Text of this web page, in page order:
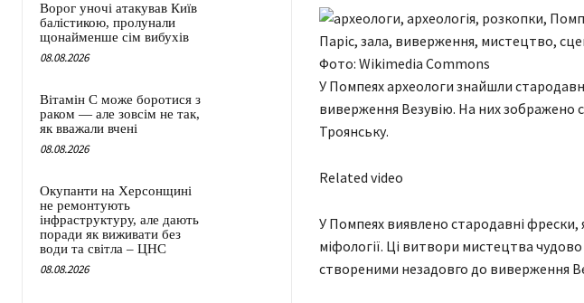
Ворог уночі атакував Київ
балістикою, пролунали
щонайменше сім вибухів
08.08.2026
Вітамін C може боротися з
раком — але зовсім не так,
як вважали вчені
08.08.2026
Окупанти на Херсонщині
не ремонтують
інфраструктуру, але дають
поради як виживати без
води та світла – ЦНС
08.08.2026
Фото: Wikimedia Commons
У Помпеях археологи знайшли
виверження Везувію. На них зображено
Троянську.
Related video
У Помпеях виявлено стародавні фрески,
міфології. Ці витвори мистецтва
створеними незадовго до виверження